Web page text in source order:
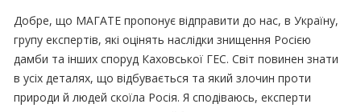
Добре, що МАГАТЕ пропонує відправити до нас, в Україну,
групу експертів, які оцінять наслідки знищення Росією
дамби та інших споруд Каховської ГЕС. Світ повинен знати
в усіх деталях, що відбувається та який злочин проти
природи й людей скоїла Росія. Я сподіваюсь, експерти